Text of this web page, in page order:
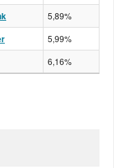
5,89%
5,99%
6,16%